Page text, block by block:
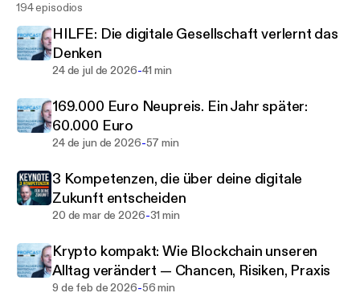
Als Gen-X-Unternehmer mit 30 Jahren
Digitalisierungserfahrung übersetze ich die
komplexe Digital-Welt in die Sprache des
deutschen Mittelstands. Ich baue Brücken
Hier erfahren Sie, was warum und wie funktioniert,
welche Trends Sie ignorieren können und was Sie
pragmatisch für profitable digitale Projekte
benötigen .
Für wen? Mittelständische Unternehmer, die
digitale Lösungen suchen, die funktionieren und
sich rechnen. Warum hören? Ehrliche Einschätzung
eines Praktikers. Erfahrung. Klartext. Zukunft.
194 episodios
HILFE: Die digitale Gesellschaft verlernt das
Denken
24 de jul de 2026-41 min
169.000 Euro Neupreis. Ein Jahr später:
60.000 Euro
24 de jun de 2026-57 min
3 Kompetenzen, die über deine digitale
Zukunft entscheiden
20 de mar de 2026-31 min
Krypto kompakt: Wie Blockchain unseren
Alltag verändert — Chancen, Risiken, Praxis
9 de feb de 2026-56 min